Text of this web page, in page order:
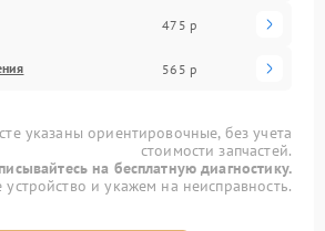
475 р
565 р
указаны ориентировочные, без учета
стоимости запчастей.
на бесплатную диагностику.
и укажем на неисправность.